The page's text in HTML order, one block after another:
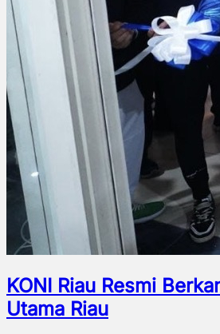
KONI Riau Resmi
Utama Riau